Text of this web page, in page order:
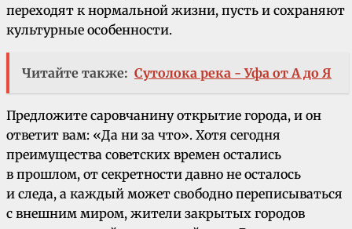
переходят к нормальной жизни, пусть и сохраняют
культурные особенности.
Читайте также: Сутолока река - Уфа от А до Я
Предложите саровчанину открытие города, и он
ответит вам: «Да ни за что». Хотя сегодня
преимущества советских времен остались
в прошлом, от секретности давно не осталось
и следа, а каждый может свободно переписываться
с внешним миром, жители закрытых городов